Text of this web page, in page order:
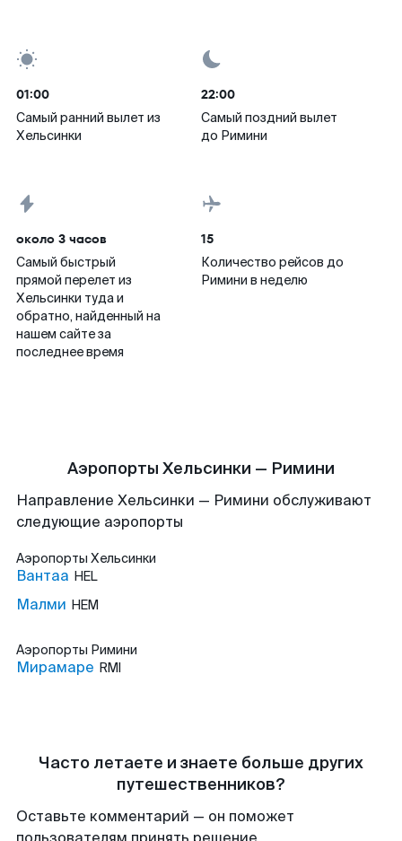
01:00
Самый ранний вылет из
Хельсинки
22:00
Самый поздний вылет
до Римини
около 3 часов
Самый быстрый
прямой перелет из
Хельсинки туда и
обратно, найденный на
нашем сайте за
последнее время
15
Количество рейсов до
Римини в неделю
Аэропорты Хельсинки — Римини
Направление Хельсинки — Римини обслуживают
следующие аэропорты
Аэропорты Хельсинки
Вантаа HEL
Малми HEM
Аэропорты Римини
Мирамаре RMI
Часто летаете и знаете больше других
путешественников?
Оставьте комментарий — он поможет